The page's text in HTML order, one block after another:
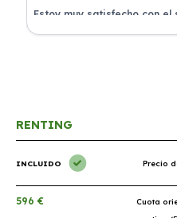
Estoy muy satisfecho con
he contratado. ¡Todo
RENTING
INCLUIDO Precio
596 €
Cuota